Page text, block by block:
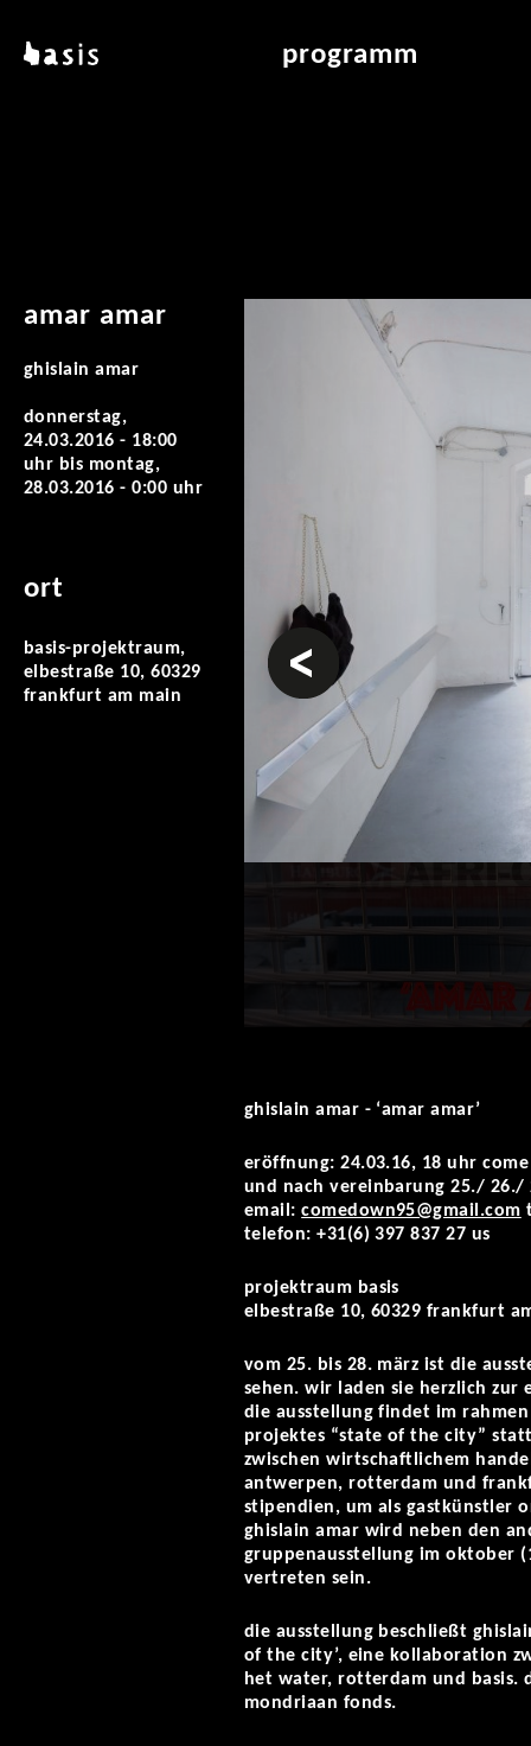
basis programm
amar amar
ghislain amar
donnerstag,
24.03.2016 - 18:00
uhr bis montag,
28.03.2016 - 0:00 uhr
ort
basis-projektraum,
elbestraße 10, 60329
frankfurt am main
vorheriges
ghislain amar - ‘amar amar’
eröffnung: 24.03.16, 18 uhr come
und nach vereinbarung 25./ 26./
email:comedown95@gmail.com
telefon: +31(6) 397 837 27 us
projektraum basis
elbestraße 10, 60329 frankfurt
vom 25. bis 28. märz ist die
sehen. wir laden sie herzlich zur
die ausstellung findet im
projektes “state of the city”
zwischen wirtschaftlichem
antwerpen, rotterdam und
stipendien, um als gastkünstler
ghislain amar wird neben den
gruppenausstellung im oktober
vertreten sein.
die ausstellung beschließt
of the city’, eine kollaboration
het water, rotterdam und
mondriaan fonds.